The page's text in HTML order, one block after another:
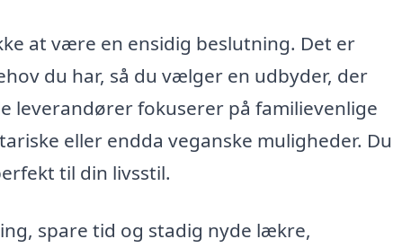
at være en ensidig beslutning. Det er
du har, så du vælger en udbyder, der
leverandører fokuserer på familievenlige
eller endda veganske muligheder. Du
til din livsstil.
spare tid og stadig nyde lækre,